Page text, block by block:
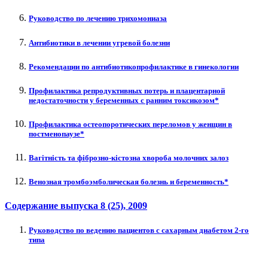
Руководство по лечению трихомониаза
Антибиотики в лечении угревой болезни
Рекомендации по антибиотикопрофилактике в гинекологии
Профилактика репродуктивных потерь и плацентарной
недостаточности у беременных с ранним токсикозом*
Профилактика остеопоротических переломов у женщин в
постменопаузе*
Вагітність та фіброзно-кістозна хвороба молочних залоз
Венозная тромбоэмболическая болезнь и беременность*
Содержание выпуска 8 (25), 2009
Руководство по ведению пациентов с сахарным диабетом 2-го
типа